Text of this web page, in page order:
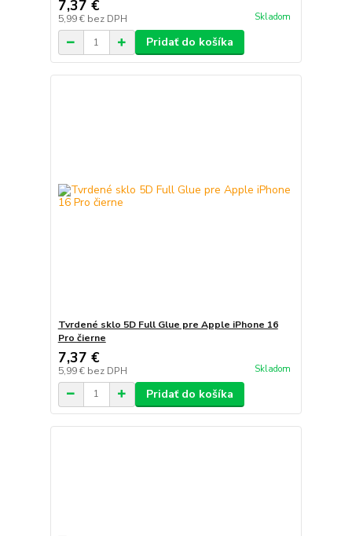
7,37 €
5,99 € bez DPH Skladom
Pridať do košíka
Tvrdené sklo 5D Full Glue pre Apple iPhone 16
Pro čierne
7,37 €
5,99 € bez DPH Skladom
Pridať do košíka